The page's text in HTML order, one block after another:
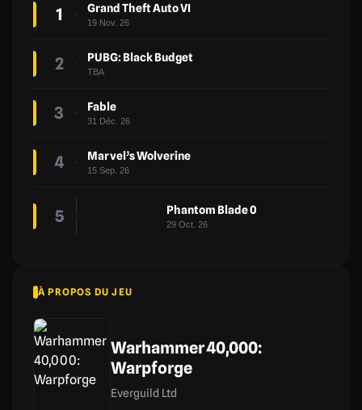
1 Grand Theft Auto VI
19 Nov. 26
2 PUBG: Black Budget
TBA
3 Fable
31 Déc. 26
4 Marvel’s Wolverine
15 Sep. 26
5 Phantom Blade 0
29 Oct. 26
À PROPOS DU JEU
Warhammer 40,000:
Warpforge
Everguild Ltd